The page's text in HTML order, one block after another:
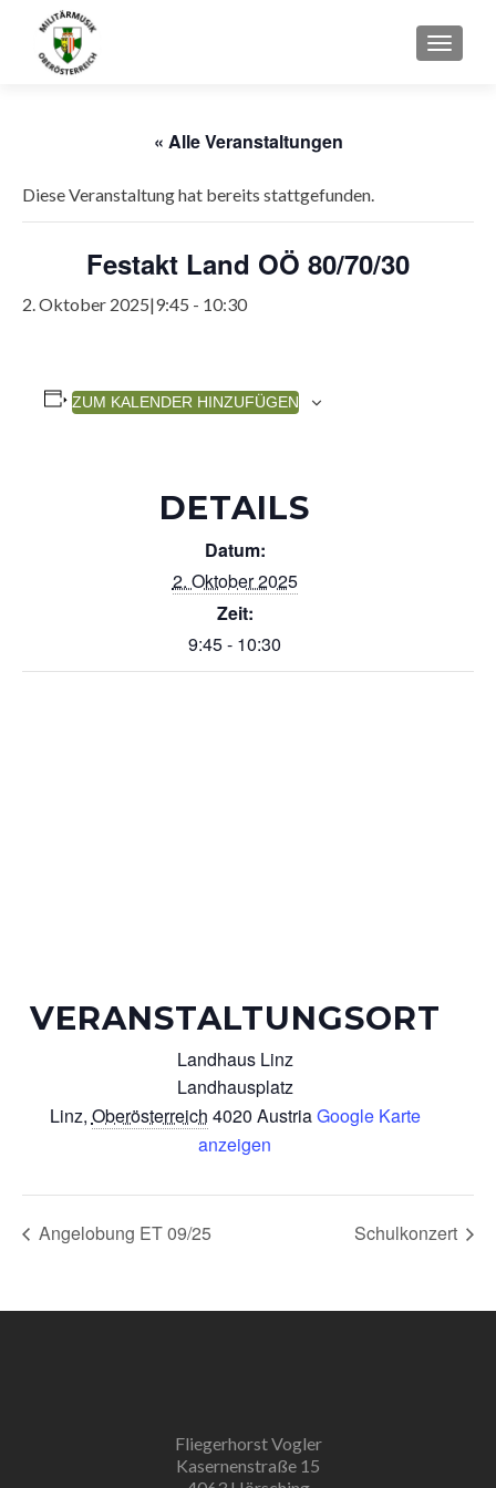
« Alle Veranstaltungen
Diese Veranstaltung hat bereits stattgefunden.
Festakt Land OÖ 80/70/30
2. Oktober 2025|9:45 - 10:30
ZUM KALENDER HINZUFÜGEN
DETAILS
Datum:
2. Oktober 2025
Zeit:
9:45 - 10:30
VERANSTALTUNGSORT
Landhaus Linz
Landhausplatz
Linz, Oberösterreich 4020 AustriaGoogle Karte
anzeigen
Angelobung ET 09/25 Schulkonzert
Fliegerhorst Vogler
Kasernenstraße 15